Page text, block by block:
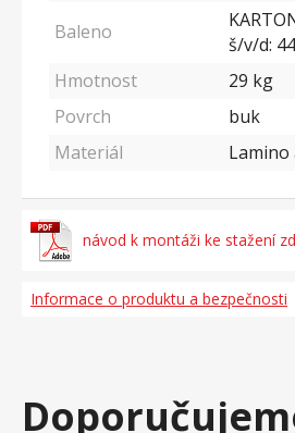
Baleno
š/v/d:
Hmotnost
29 kg
Povrch
buk
Materiál
návod k montáži ke stažení
Informace o produktu a bezpečnosti